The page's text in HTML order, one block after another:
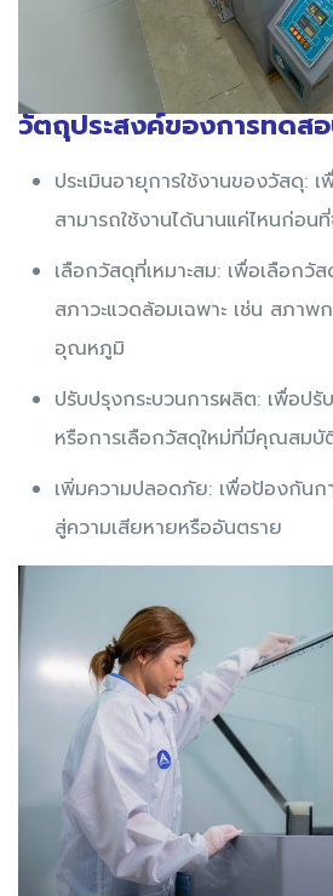
วัตถุประสงค์ของการทดส
ประเมินอายุการใช้งานของวัสดุ: เ
สามารถใช้งานได้นานแค่ไหนก่อน
เลือกวัสดุที่เหมาะสม: เพื่อเลือกวั
สภาวะแวดล้อมเฉพาะ เช่น สภา
อุณหภูมิ
ปรับปรุงกระบวนการผลิต: เพื่อป
หรือการเลือกวัสดุใหม่ที่มีคุณสมบั
เพิ่มความปลอดภัย: เพื่อป้องกันก
สู่ความเสียหายหรืออันตราย